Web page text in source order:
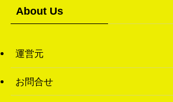
(26)
(49)
About Us
運営元
お問合せ